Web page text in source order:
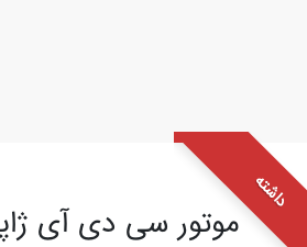
داشته
موتور سی دی آی